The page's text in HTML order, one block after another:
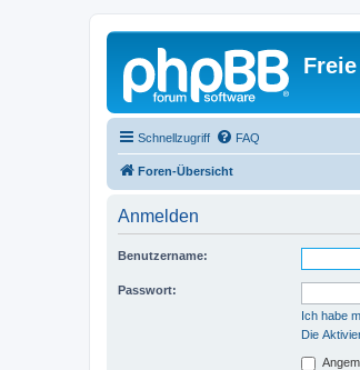
Schnellzugriff FAQ
Foren-Übersicht
Anmelden
Benutzername:
Passwort:
Ich habe
Die